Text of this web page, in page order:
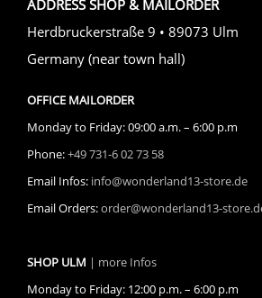
ADDRESS SHOP & MAILORDER
Herdbruckerstraße 9 • 89073 Ulm
Germany (near town hall)
OFFICE MAILORDER
Monday to Friday: 09:00 a.m. – 6:00 p.m
Phone:+49 731-6 02 73 58
Email Infos: info@wonderland13-store.de
Email Orders:order@wonderland13-
SHOP ULM | more Infos
Monday to Friday: 12:00 p.m. – 6:00 p.m